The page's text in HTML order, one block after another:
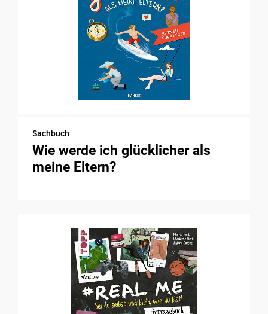
Sachbuch
Wie werde ich glücklicher als
meine Eltern?